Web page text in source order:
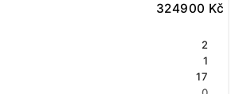
324900 Kč
2
1
17